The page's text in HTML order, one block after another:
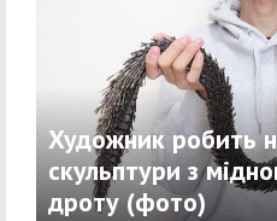
Художник робить
скульптури з
дроту (фото)